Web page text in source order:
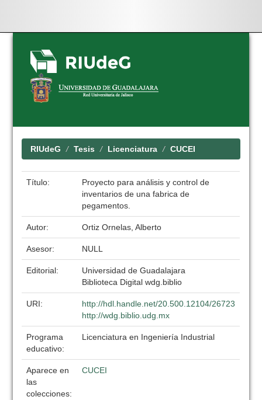
Skip
navigation
RIUdeG Tesis Licenciatura CUCEI
Título:
Proyecto para análisis y control de
inventarios de una fabrica de
pegamentos.
Autor: Ortiz Ornelas, Alberto
Asesor: NULL
Editorial:
Universidad de Guadalajara
Biblioteca Digital wdg.biblio
URI:
http://hdl.handle.net/20.500.12104/26723
http://wdg.biblio.udg.mx
Programa
educativo:
Licenciatura en Ingeniería Industrial
Aparece en
las
colecciones:
CUCEI